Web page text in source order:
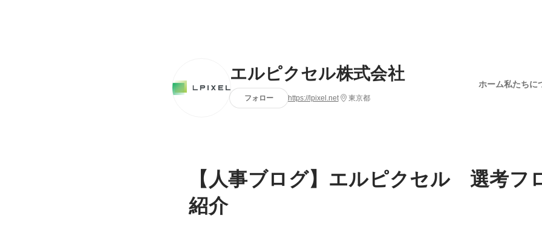
エルピクセル株式会社
フォロー https://lpixel.net 東京都
ホーム私たちに
【人事ブログ】エルピクセル 選考フ
紹介